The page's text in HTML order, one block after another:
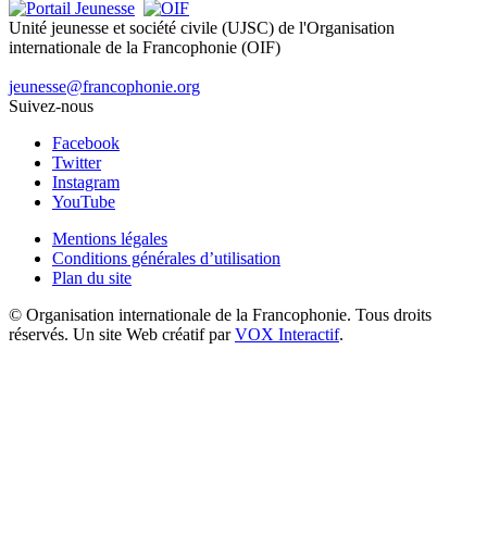
Unité jeunesse et société civile (UJSC) de l'Organisation
internationale de la Francophonie (OIF)
jeunesse@francophonie.org
Suivez-nous
Facebook
Twitter
Instagram
YouTube
Mentions légales
Conditions générales d’utilisation
Plan du site
© Organisation internationale de la Francophonie. Tous droits
réservés. Un site Web créatif parVOX Interactif.